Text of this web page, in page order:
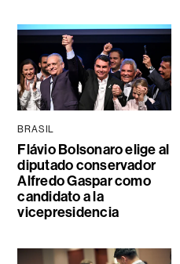
BRASIL
Flávio Bolsonaro elige al
diputado conservador
Alfredo Gaspar como
candidato a la
vicepresidencia